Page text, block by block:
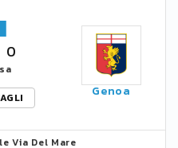
0
Genoa
Via Del Mare